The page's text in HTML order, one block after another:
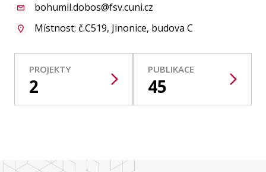
bohumil.dobos@fsv.cuni.cz
Místnost: č.C519, Jinonice, budova C
PROJEKTY
2
PUBLIKACE
45